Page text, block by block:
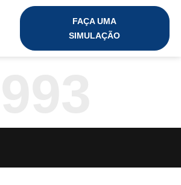
FAÇA UMA
SIMULAÇÃO